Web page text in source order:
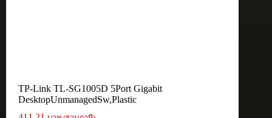
TP-Link TL-SG1005D 5Port Gigabit
DesktopUnmanagedSw,Plastic